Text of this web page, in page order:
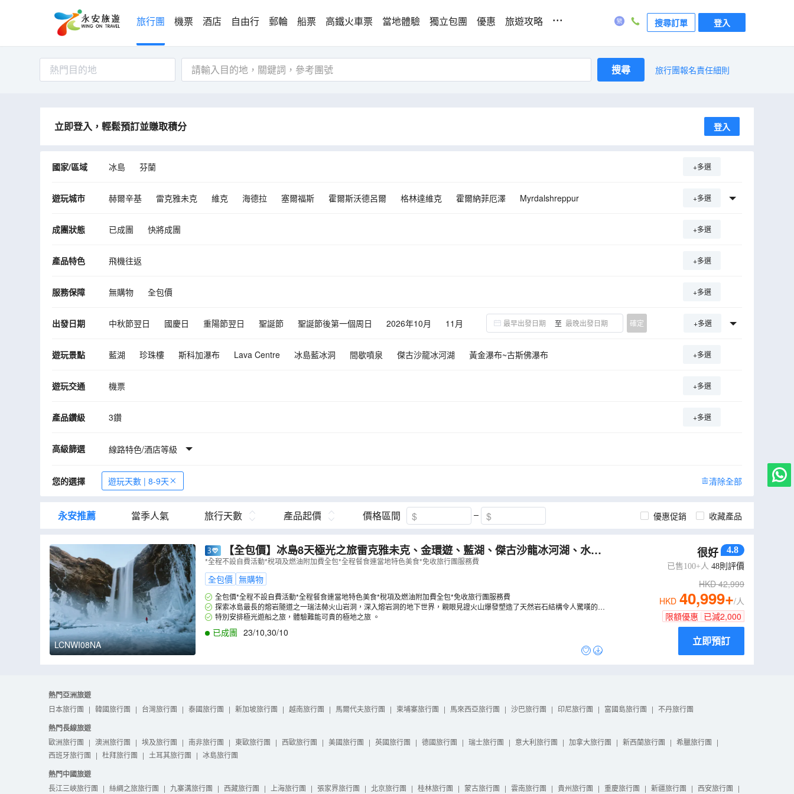
旅行團 機票 酒店 自由行 郵輪 船票 高鐵火車票 當地體驗 獨立包團 優惠 旅遊攻略 ... 搜尋訂單 登入
熱門目的地 搜尋 旅行團報名責任細則
立即登入，輕鬆預訂並賺取積分 登入
國家/區域 冰島 芬蘭 +多選
遊玩城市 赫爾辛基 雷克雅未克 維克 海德拉 塞爾福斯 霍爾斯沃德呂爾 格林達維克 霍爾納菲厄澤
Myrdalshreppur
+多選
成團狀態 已成團 快將成團 +多選
產品特色 飛機往返 +多選
服務保障 無購物 全包價 +多選
出發日期 中秋節翌日 國慶日 重陽節翌日 聖誕節 聖誕節後第一個周日 2026年10月
11月
至 確定 +多選
遊玩景點 藍湖 珍珠樓 斯科加瀑布 Lava Centre 冰島藍冰洞 間歇噴泉 傑古沙龍冰河湖 黃金瀑布~古斯佛瀑布 +多選
遊玩交通 機票 +多選
產品鑽級 3鑽 +多選
高級篩選 線路特色/酒店等級
您的選擇 遊玩天數 | 8-9天 清除全部
永安推薦 當季人氣 旅行天數 產品起價 價格區間 優惠促銷 收藏產品
LCNWI08NA
【全包價】冰島8天極光之旅雷克雅未克、金環遊、藍湖、傑古沙龍冰河湖、水晶
藍冰洞、極光遊船、熔岩隧道之旅（LCNWI08NA）
*全程不設自費活動*稅項及燃油附加費全包*全程餐食連當地特色美食*免收旅行團服務費
全包價 無購物
全包價*全程不設自費活動*全程餐食連當地特色美食*稅項及燃油附加費全包*免收旅行團服務費
探索冰島最長的熔岩隧道之一瑞法赫火山岩洞，深入熔岩洞的地下世界，親眼見證火山爆發塑造了天然岩石結構令人驚嘆的熔
岩地貌。
特別安排極光遊船之旅，體驗難能可貴的極地之旅 。
已成團 23/10,30/10
很好 4.8
已售100+人 48則評價
HKD42,999
HKD 40,999+/人
限額優惠 已減2,000
立即預訂
熱門亞洲旅遊
日本旅行團 | 韓國旅行團 | 台灣旅行團 | 泰國旅行團 | 新加坡旅行團 | 越南旅行團 | 馬爾代夫旅行團 | 柬埔寨旅行團 | 馬來西亞旅行團 | 沙巴旅行團 | 印尼旅行團 | 富國島旅行團 | 不丹旅行團
熱門長線旅遊
歐洲旅行團 | 澳洲旅行團 | 埃及旅行團 | 南非旅行團 | 東歐旅行團 | 西歐旅行團 | 美國旅行團 | 英國旅行團 | 德國旅行團 | 瑞士旅行團 | 意大利旅行團 | 加拿大旅行團 | 新西蘭旅行團 | 希臘旅行團 |
西班牙旅行團 | 杜拜旅行團 | 土耳其旅行團 | 冰島旅行團
熱門中國旅遊
長江三峽旅行團 | 絲綢之旅旅行團 | 九寨溝旅行團 | 西藏旅行團 | 上海旅行團 | 張家界旅行團 | 北京旅行團 | 桂林旅行團 | 蒙古旅行團 | 雲南旅行團 | 貴州旅行團 | 重慶旅行團 | 新疆旅行團 | 西安旅行團 |